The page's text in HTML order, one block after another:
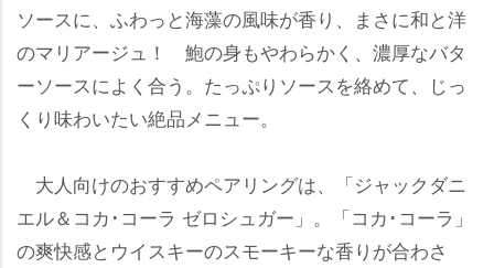
ソースに、ふわっと海藻の風味が香り、まさに和と洋
のマリアージュ！ 鮑の身もやわらかく、濃厚なバタ
ーソースによく合う。たっぷりソースを絡めて、じっ
くり味わいたい絶品メニュー。
大人向けのおすすめペアリングは、「ジャックダニ
エル＆コカ･コーラ ゼロシュガー」。「コカ･コーラ」
の爽快感とウイスキーのスモーキーな香りが合わさ